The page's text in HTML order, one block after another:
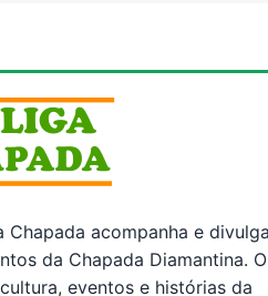
Chapada acompanha e
da Chapada Diamantina. O
eventos e histórias da